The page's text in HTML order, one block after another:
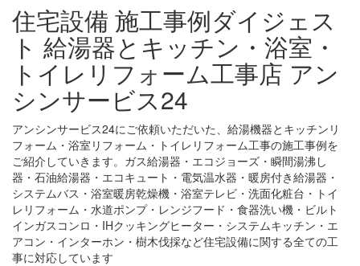
住宅設備 施工事例ダイジェス
ト 給湯器とキッチン・浴室・
トイレリフォーム工事店 アン
シンサービス24
アンシンサービス24にご依頼いただいた、給湯機器とキッチンリ
フォーム・浴室リフォーム・トイレリフォーム工事の施工事例を
ご紹介していきます。ガス給湯器・エコジョーズ・瞬間湯沸し
器・石油給湯器・エコキュート・電気温水器・暖房付き給湯器・
システムバス・浴室暖房乾燥機・浴室テレビ・洗面化粧台・トイ
レリフォーム・水道ポンプ・レンジフード・食器洗い機・ビルト
インガスコンロ・IHクッキングヒーター・システムキッチン・エ
アコン・インターホン・樹木伐採など住宅設備に関する全ての工
事に対応しています